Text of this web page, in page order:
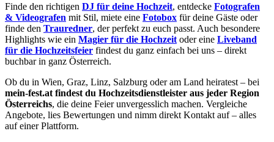
Finde den richtigen DJ für deine Hochzeit, entdecke Fotografen
& Videografen mit Stil, miete eine Fotobox für deine Gäste oder
finde den Trauredner, der perfekt zu euch passt. Auch besondere
Highlights wie ein Magier für die Hochzeit oder eine Liveband
für die Hochzeitsfeier findest du ganz einfach bei uns – direkt
buchbar in ganz Österreich.
Ob du in Wien, Graz, Linz, Salzburg oder am Land heiratest – bei
mein-fest.at findest du Hochzeitsdienstleister aus jeder Region
Österreichs, die deine Feier unvergesslich machen. Vergleiche
Angebote, lies Bewertungen und nimm direkt Kontakt auf – alles
auf einer Plattform.